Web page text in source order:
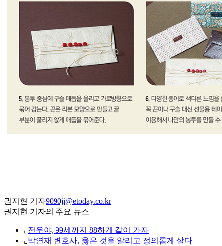
권지현 기자9090ji@etoday.co.kr
권지현 기자의 주요 뉴스
⌞ 전우야, 99세까지 88하게 같이 가자
⌞ 박연재 변호사, 옳은 것을 알리고 정의롭게 살다